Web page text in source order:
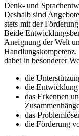
Denk- und
Deshalb sind
stets mit der
Beide
Aneignung der Welt
dabei in besonderer
die
die Entwicklung
das Erkennen
das
die Förderung